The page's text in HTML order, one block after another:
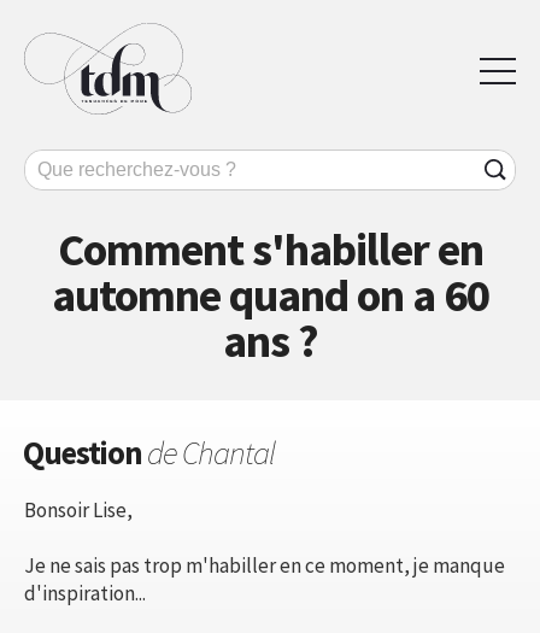
Comment s'habiller en
automne quand on a 60
ans ?
Questionde Chantal
Bonsoir Lise,
Je ne sais pas trop m'habiller en ce moment, je manque
d'inspiration...